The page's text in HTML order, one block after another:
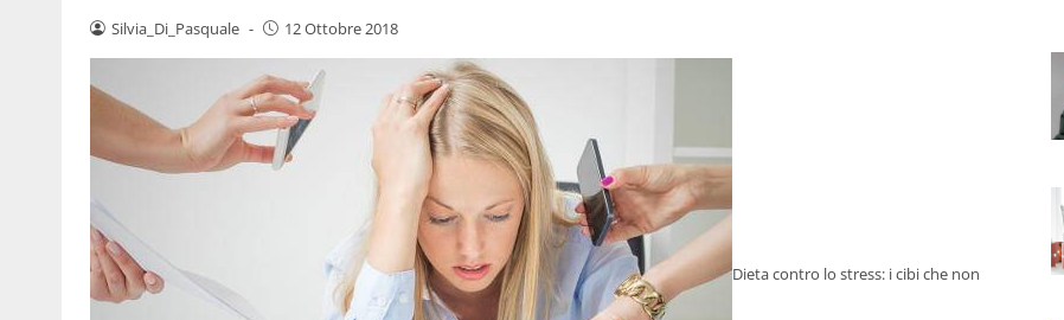
Silvia_Di_Pasquale - 12 Ottobre 2018
Dieta contro lo stress: i cibi che non